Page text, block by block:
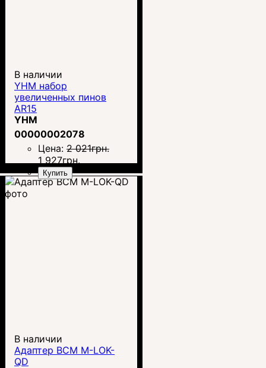
В наличии
YHM набор
увеличенных пинов
AR15
YHM
00000002078
Цена: 2 021грн.
1 927грн.
Купить
В наличии
Адаптер BCM M-LOK-
QD